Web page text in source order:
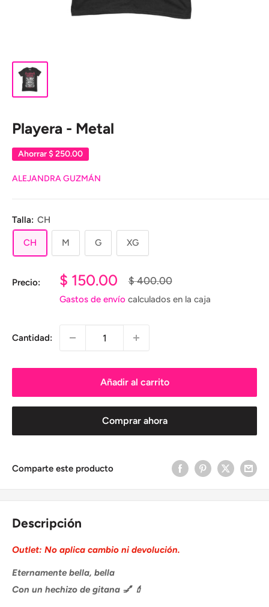
Playera - Metal
Ahorrar$ 250.00
ALEJANDRA GUZMÁN
Talla: CH
CH M G XG
Precio:
Precio
de
$ 150.00
Precio
$ 400.00
Gastos de envío calculados en la caja
Cantidad:
Añadir al carrito
Comprar ahora
Comparte este producto
Descripción
Outlet: No aplica cambio ni devolución.
Eternamente bella, bella
Con un hechizo de gitana 💅 💄